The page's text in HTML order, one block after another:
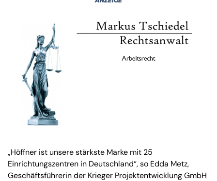
„Höffner ist unsere stärkste Marke mit 25
Einrichtungszentren in Deutschland“, so Edda Metz,
Geschäftsführerin der Krieger Projektentwicklung GmbH